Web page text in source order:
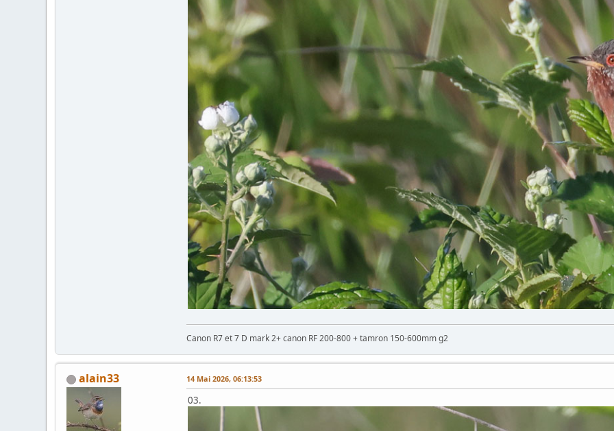
Canon R7 et 7 D mark 2+ canon RF 200-800 + tamron 150-600mm g2
alain33 14 Mai 2026, 06:13:53
03.